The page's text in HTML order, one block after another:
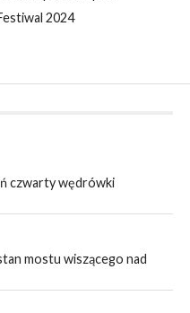
2024
czwarty wędrówki
mostu wiszącego nad